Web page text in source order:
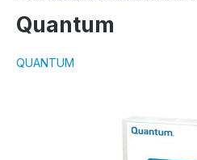
Quantum
QUANTUM